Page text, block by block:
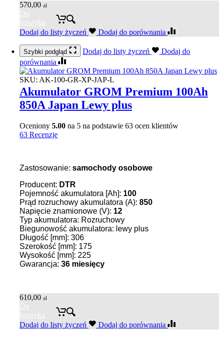
570,00 zł
Do
koszyka
Dodaj do listy życzeń
Dodaj do porównania
Szybki podgląd Dodaj do listy życzeń
Dodaj do
porównania
SKU: AK-100-GR-XP-JAP-L
Akumulator GROM Premium 100Ah
850A Japan Lewy plus
Oceniony 5.00 na 5 na podstawie 63 ocen klientów
63 Recenzje
Zastosowanie: samochody osobowe
Producent: DTR
Pojemność akumulatora [Ah]: 100
Prąd rozruchowy akumulatora (A): 850
Napięcie znamionowe (V): 12
Typ akumulatora: Rozruchowy
Biegunowość akumulatora: lewy plus
Długość [mm]: 306
Szerokość [mm]: 175
Wysokość [mm]: 225
Gwarancja: 36 miesięcy
610,00 zł
Do
koszyka
Dodaj do listy życzeń
Dodaj do porównania